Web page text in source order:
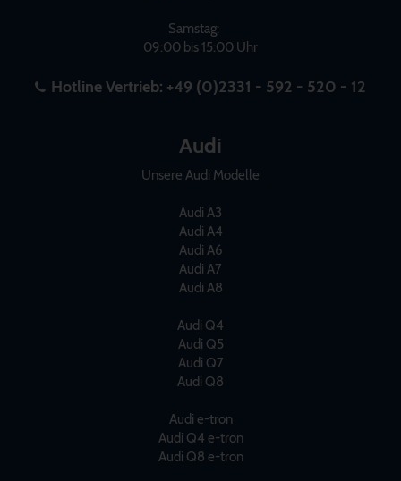
Samstag:
09:00 bis 15:00 Uhr
Hotline Vertrieb: +49 (0)2331 - 592 - 520 - 12
Audi
Unsere Audi Modelle
Audi A3
Audi A4
Audi A6
Audi A7
Audi A8
Audi Q4
Audi Q5
Audi Q7
Audi Q8
Audi e-tron
Audi Q4 e-tron
Audi Q8 e-tron